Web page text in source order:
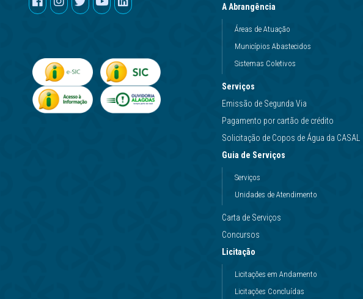
A Abrangência
Áreas de Atuação
Municípios Abastecidos
Sistemas Coletivos
Serviços
Emissão de Segunda Via
Pagamento por cartão de crédito
Solicitação de Copos de Água da CASAL
Guia de Serviços
Serviços
Unidades de Atendimento
Carta de Serviços
Concursos
Licitação
Licitações em Andamento
Licitações Concluídas